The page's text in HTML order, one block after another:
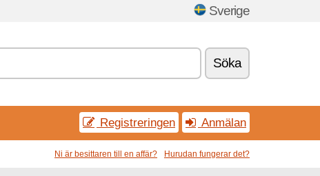
Sverige
Söka
Registreringen Anmälan
Ni är besittaren till en affär? Hurudan fungerar det?